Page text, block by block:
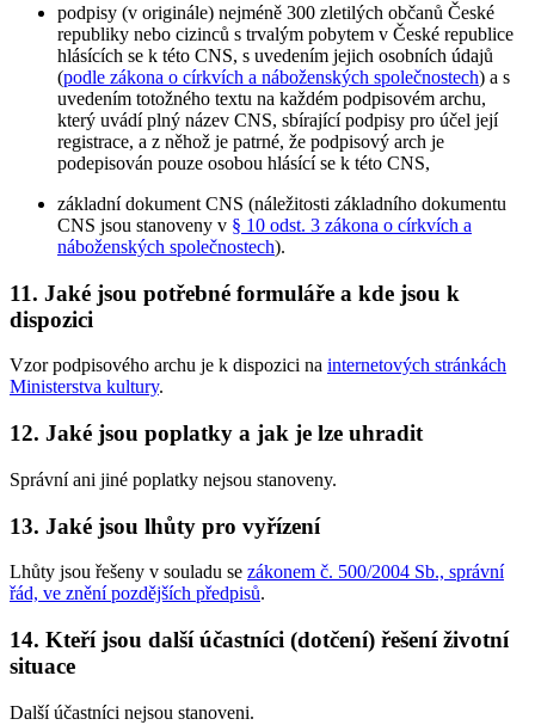
podpisy (v originále) nejméně 300 zletilých občanů České
republiky nebo cizinců s trvalým pobytem v České republice
hlásících se k této CNS, s uvedením jejich osobních údajů
(podle zákona o církvích a náboženských společnostech) a s
uvedením totožného textu na každém podpisovém archu,
který uvádí plný název CNS, sbírající podpisy pro účel její
registrace, a z něhož je patrné, že podpisový arch je
podepisován pouze osobou hlásící se k této CNS,
základní dokument CNS (náležitosti základního dokumentu
CNS jsou stanoveny v § 10 odst. 3 zákona o církvích a
náboženských společnostech).
11. Jaké jsou potřebné formuláře a kde jsou k
dispozici
Vzor podpisového archu je k dispozici na internetových stránkách
Ministerstva kultury.
12. Jaké jsou poplatky a jak je lze uhradit
Správní ani jiné poplatky nejsou stanoveny.
13. Jaké jsou lhůty pro vyřízení
Lhůty jsou řešeny v souladu se zákonem č. 500/2004 Sb., správní
řád, ve znění pozdějších předpisů.
14. Kteří jsou další účastníci (dotčení) řešení životní
situace
Další účastníci nejsou stanoveni.